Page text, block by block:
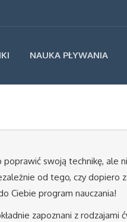
NAUKA PŁYWANIA
poprawić swoją technikę, ale
od tego, czy dopiero
Ciebie program nauczania!
zapoznani z